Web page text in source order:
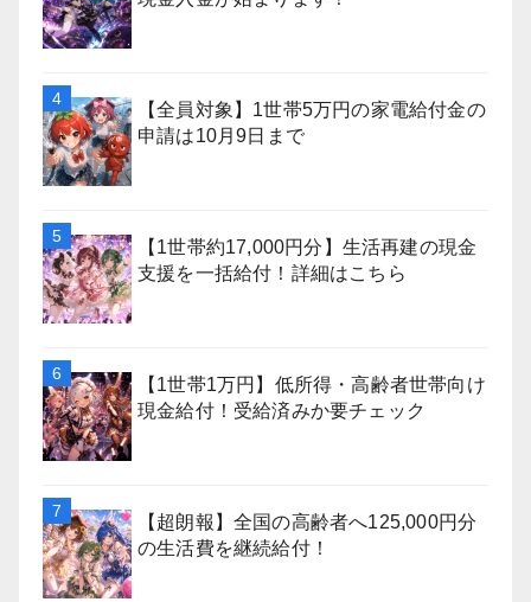
【全員対象】1世帯5万円の家電給付金の
申請は10月9日まで
【1世帯約17,000円分】生活再建の現金
支援を一括給付！詳細はこちら
【1世帯1万円】低所得・高齢者世帯向け
現金給付！受給済みか要チェック
【超朗報】全国の高齢者へ125,000円分
の生活費を継続給付！